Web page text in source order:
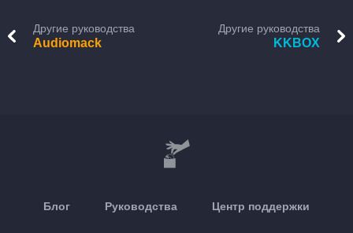
Другие руководства
Audiomack
Другие руководства
KKBOX
Блог Руководства Центр поддержки